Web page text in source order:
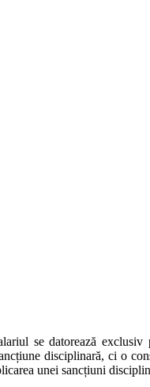
se datorează
disciplinară, ci o
unei sancțiuni